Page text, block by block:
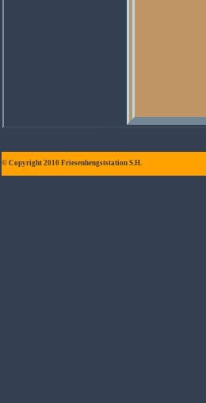
© Copyright 2010 Friesenhengststation S.H.